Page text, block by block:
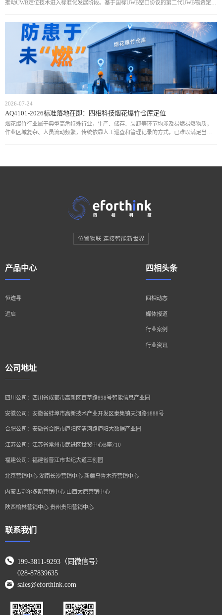
推动UWB定位技术进入标准化发展阶段。基于国标UWB空口协议的第二代UWB物资定位
2026-07-24
AQ4101-2026标准落地在即：四相科技烟花爆竹仓库定位
烟花爆竹行业属于典型高危特殊行业，生产、储存、装卸等环节均涉及易燃易爆物质，
作业区域复杂、人员流动频繁，传统依靠人工巡查和管理记录的方式，已难以满足当前
位置物联 连接智能新世界
产品中心
恒迹寻
近启
四相头条
四相动态
媒体报道
行业案例
行业资讯
公司地址
四川公司：四川省成都市高新区百草路898号智能信息产业园
安徽公司：安徽省蚌埠市高新技术产业开发区秦集镇天河路1888号
合肥公司：安徽省合肥市庐阳区清河路庐阳大数据产业园
江苏公司：江苏省常州市武进区世贸中心B座710
福建公司：福建省晋江市世纪大道三创园
北京营销中心 湖南长沙营销中心 新疆乌鲁木齐营销中心
内蒙古鄂尔多斯营销中心 山西太原营销中心
陕西榆林营销中心 贵州贵阳营销中心
联系我们
199-3811-9293（同微信号）
028-87839635
sales@eforthink.com